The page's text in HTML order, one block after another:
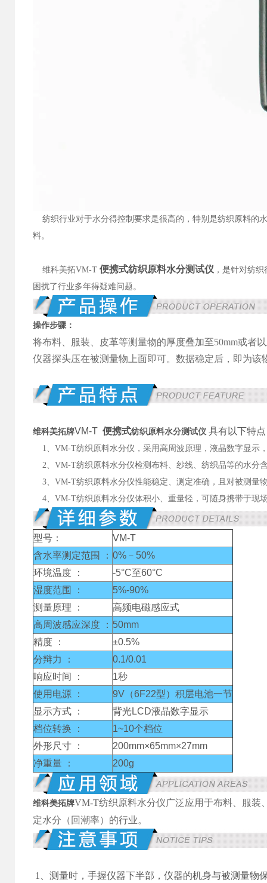
纺织行业对于水分得控制要求是很高的，特别是纺织原料的
料。
维科美拓VM-T 便携式纺织原料水分测试仪 ，是针对纺
困扰了行业多年得疑难问题。
操作步骤：
将布料、服装、皮革等测量物的厚度叠加至50mm或者
仪器探头压在被测量物上面即可。数据稳定后，即为该
维科美拓牌VM-T 便携式纺织原料水分测试仪 具有以下特
1、VM-T纺织原料水分仪，采用高周波原理，液晶数字显示
2、VM-T纺织原料水分仪检测布料、纱线、纺织品等的水分
3、VM-T纺织原料水分仪性能稳定、测定准确，且对被测量
4、VM-T纺织原料水分仪体积小、重量轻，可随身携带于现
型号：
VM-T
含水率测定范围 ： 0%－50%
环境温度 ：
-5°C至60°C
湿度范围 ：
5%-90%
测量原理 ：
高频电磁感应式
高周波感应深度 ： 50mm
精度 ：
±0.5%
分辩力 ：
0.1/0.01
响应时间 ：
1秒
使用电源 ：
9V（6F22型）积层电池一节
显示方式 ：
背光LCD液晶数字显示
档位转换 ：
1~10个档位
外形尺寸 ：
200mm×65mm×27mm
净重量 ：
200g
维科美拓牌VM-T纺织原料水分仪广泛应用于布料、服装
定水分（回潮率）的行业。
1、 测量时，手握仪器下半部，仪器的机身与被测量物